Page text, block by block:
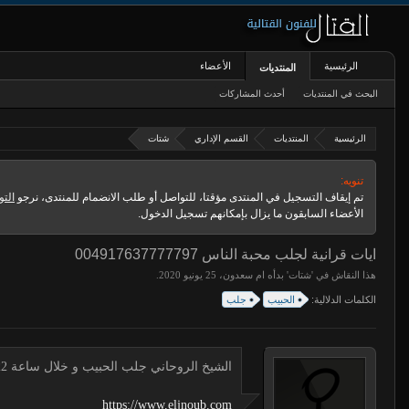
الرئيسية المنتديات القسم الإداري شتات
تنويه:
تم إيقاف التسجيل في المنتدى مؤقتا، للتواصل أو طلب الانضمام للمنتدى، نرجو
الأعضاء السابقون ما يزال بإمكانهم تسجيل الدخول.
ايات قرانية لجلب محبة الناس 004917637777797
هذا النقاش في 'شتات' بدأه ام سعدون،
الكلمات الدلالية: الحبيب جلب
الشيخ الروحاني جلب الحبيب و خلال ساعة 00491634511222 لجلب الحبيب
https://www.eljnoub.com
الرئيسية المنتديات
البحث في المنتديات أحدث المشاركات
الأعضاء